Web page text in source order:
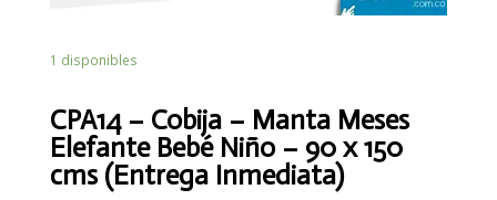
1 disponibles
CPA14 – Cobija – Manta Meses
Elefante Bebé Niño – 90 x 150
cms (Entrega Inmediata)